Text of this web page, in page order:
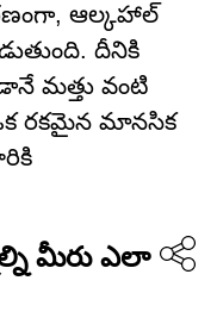
ఆల్కహాల్
దీనికి
మత్తు వంటి
రకమైన మానసిక
మీరు ఎలా